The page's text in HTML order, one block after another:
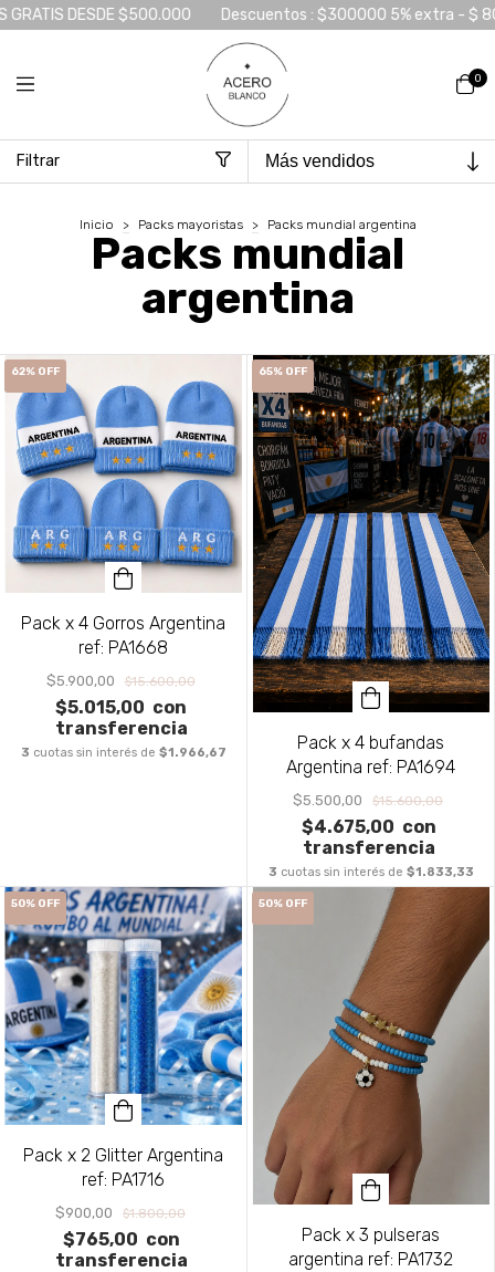
DESDE $500.000 Descuentos : $300000 5% extra - $ 800000
0
Filtrar
Inicio > Packs mayoristas > Packs mundial argentina
Packs mundial
argentina
62% OFF
Pack x 4 Gorros Argentina
ref: PA1668
$5.900,00 $15.600,00
$5.015,00 con
transferencia
3 cuotas sin interés de $1.966,67
65% OFF
Pack x 4 bufandas
Argentina ref: PA1694
$5.500,00 $15.600,00
$4.675,00 con
transferencia
3 cuotas sin interés de $1.833,33
50% OFF
Pack x 2 Glitter Argentina
ref: PA1716
$900,00 $1.800,00
$765,00 con
transferencia
50% OFF
Pack x 3 pulseras
argentina ref: PA1732